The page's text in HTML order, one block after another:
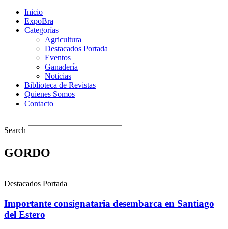
Inicio
ExpoBra
Categorías
Agricultura
Destacados Portada
Eventos
Ganadería
Noticias
Biblioteca de Revistas
Quienes Somos
Contacto
Search
GORDO
Destacados Portada
Importante consignataria desembarca en Santiago
del Estero